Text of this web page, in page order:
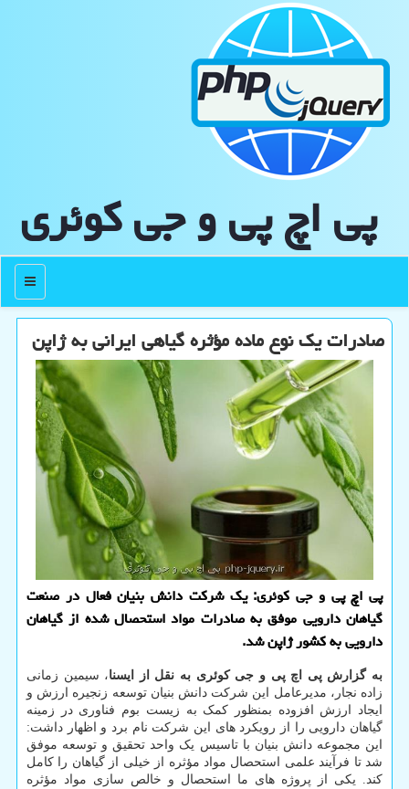
پی اچ پی و جی كوئری
منو
صادرات یک نوع ماده مؤثره گیاهی ایرانی به ژاپن
پی اچ پی و جی کوئری: یک شرکت دانش بنیان فعال در صنعت
گیاهان دارویی موفق به صادرات مواد استحصال شده از گیاهان
دارویی به کشور ژاپن شد.
به گزارش پی اچ پی و جی کوئری به نقل از ایسنا، سیمین زمانی
زاده نجار، مدیرعامل این شرکت دانش بنیان توسعه زنجیره ارزش و
ایجاد ارزش افزوده بمنظور کمک به زیست بوم فناوری در زمینه
گیاهان دارویی را از رویکرد های این شرکت نام برد و اظهار داشت:
این مجموعه دانش بنیان با تاسیس یک واحد تحقیق و توسعه موفق
شد تا فرآیند علمی استحصال مواد مؤثره از خیلی از گیاهان را کامل
کند. یکی از پروژه های ما استحصال و خالص سازی مواد مؤثره